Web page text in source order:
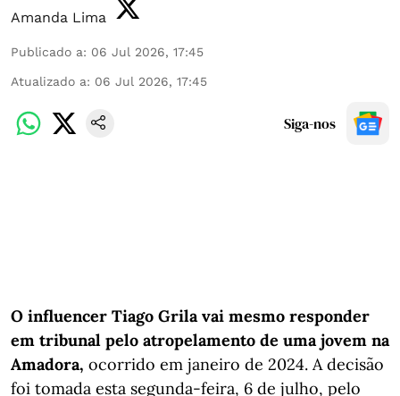
Amanda Lima
Publicado a: 06 Jul 2026, 17:45
Atualizado a: 06 Jul 2026, 17:45
Siga-nos
O influencer Tiago Grila vai mesmo responder
em tribunal pelo atropelamento de uma jovem na
Amadora, ocorrido em janeiro de 2024. A decisão
foi tomada esta segunda-feira, 6 de julho, pelo